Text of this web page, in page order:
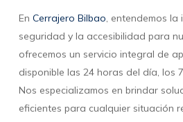
En Cerrajero Bilbao, entendemos la
seguridad y la accesibilidad para
ofrecemos un servicio integral de
disponible las 24 horas del día, los
Nos especializamos en brindar
eficientes para cualquier situación